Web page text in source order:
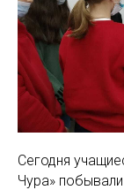
Сегодня
Чура»